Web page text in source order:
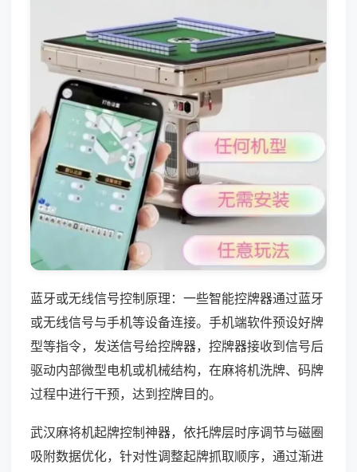
蓝牙或无线信号控制原理：一些智能控牌器通过蓝牙
或无线信号与手机等设备连接。手机端软件预设好牌
型等指令，发送信号给控牌器，控牌器接收到信号后
驱动内部微型电机或机械结构，在麻将机洗牌、码牌
过程中进行干预，达到控牌目的。
武汉麻将机起牌控制神器，依托牌层时序调节与磁圈
吸附数据优化，针对性调整起牌抓取顺序，通过渐进